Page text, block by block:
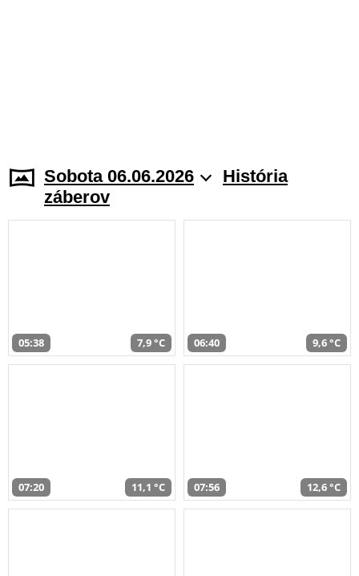
Sobota 06.06.2026
História
záberov
05:38 7,9 °C 06:40 9,6 °C
07:20 11,1 °C 07:56 12,6 °C